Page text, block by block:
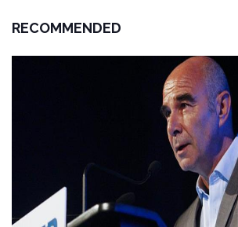
RECOMMENDED